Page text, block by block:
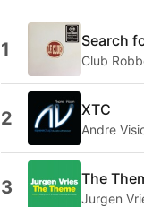
1 Search
Club
2 XTC
Andre
3 The
Jurgen